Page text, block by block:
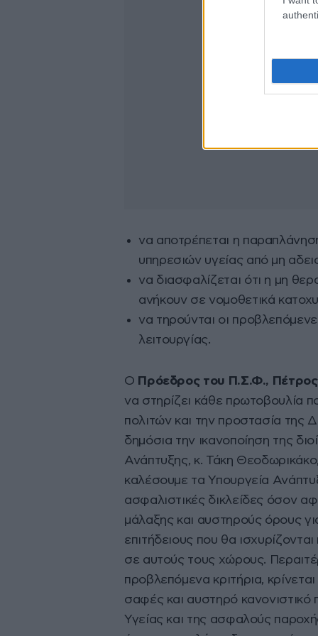
να αποτρέπεται η
υπηρεσιών υγείας από μη
να διασφαλίζεται ότι η μη
ανήκουν σε νομοθετικά
να τηρούνται οι
λειτουργίας.
Ο Πρόεδρος του Π.Σ.Φ., Πέτρος
να στηρίζει κάθε πρωτοβουλία
πολιτών και την προστασία της
δημόσια την ικανοποίηση της
Ανάπτυξης, κ. Τάκη
καλέσουμε τα Υπουργεία
ασφαλιστικές δικλείδες όσον
μάλαξης και αυστηρούς όρους
επιτήδειους που θα
σε αυτούς τους χώρους.
προβλεπόμενα κριτήρια,
σαφές και αυστηρό κανονιστικό
Υγείας και της ασφαλούς